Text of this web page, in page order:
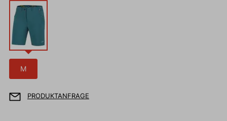
M
PRODUKTANFRAGE